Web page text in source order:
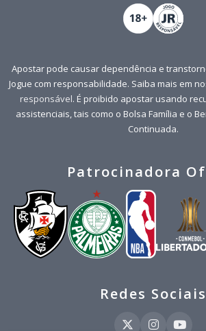
Apostar pode causar dependência e
Jogue com responsabilidade. Saiba mais em
responsável. É proibido apostar usando
assistenciais, tais como o Bolsa Família e o
Continuada.
Patrocinadora
Redes Sociais